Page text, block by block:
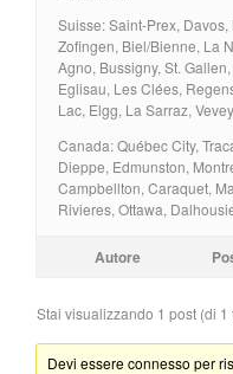
Suisse: Saint-Prex,
Zofingen, Biel/Bienne, La
Agno, Bussigny, St.
Eglisau, Les Clées,
Lac, Elgg, La Sarraz,
Canada: Québec City,
Dieppe, Edmunston,
Campbellton, Caraquet,
Rivieres, Ottawa,
Autore
Stai visualizzando 1 post (di 1
Devi essere connesso per